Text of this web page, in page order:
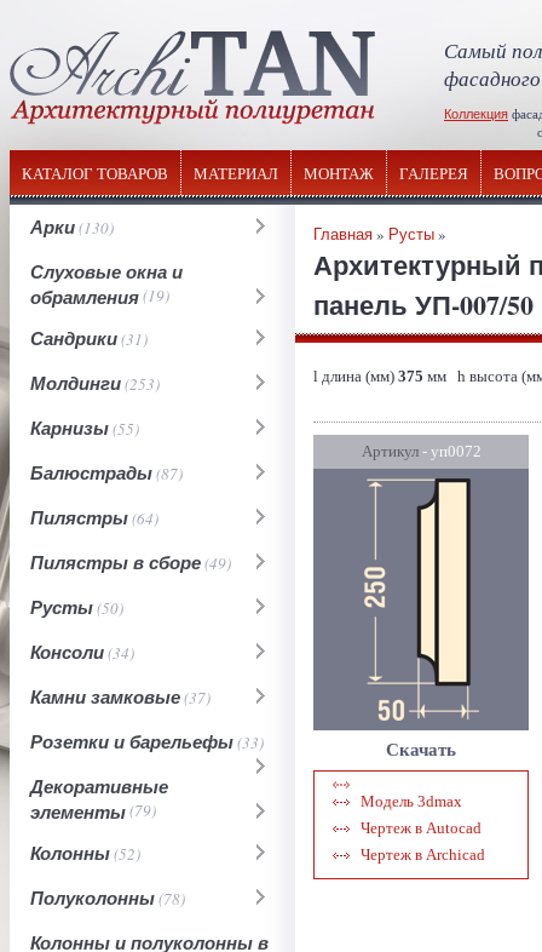
Самый
Коллекция
КАТАЛОГ ТОВАРОВ МАТЕРИАЛ МОНТАЖ ГАЛЕРЕЯ
Арки(130)
Слуховые окна и
обрамления(19)
Сандрики(31)
Молдинги(253)
Карнизы(55)
Балюстрады(87)
Пилястры(64)
Пилястры в сборе(49)
Русты(50)
Консоли(34)
Камни замковые(37)
Розетки и барельефы(33)
Декоративные
элементы(79)
Колонны(52)
Полуколонны(78)
Колонны и полуколонны в
Главная» Русты»
Архитектурный
панель УП-007/50
l длина (мм) 375 мм h высота
Артикул- уп0072
Скачать
Модель 3dmax
Чертеж в Autocad
Чертеж в Archicad